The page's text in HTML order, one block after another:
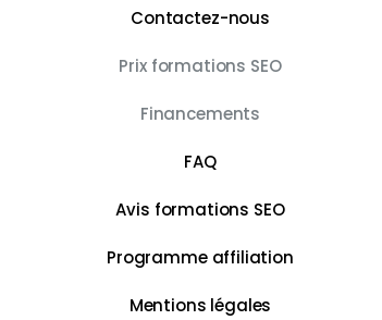
Contactez-nous
Prix formations SEO
Financements
FAQ
Avis formations SEO
Programme affiliation
Mentions légales